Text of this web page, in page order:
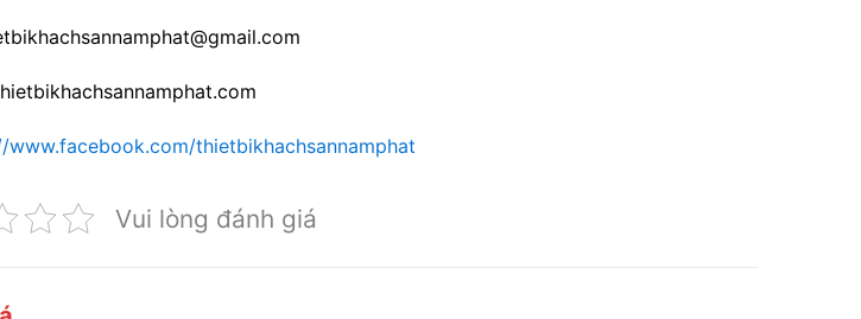
www.facebook.com/thietbikhachsannamphat
Vui lòng đánh giá